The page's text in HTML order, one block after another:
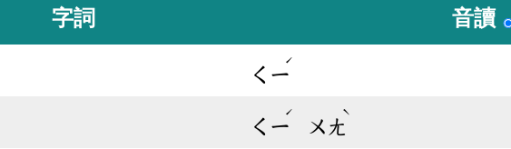
字詞 音讀
ㄑㄧ
ˊ
ㄑㄧ
ˊ
ㄨㄤ
ˋ